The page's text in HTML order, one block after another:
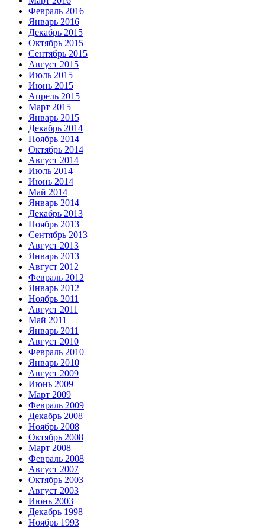
Февраль 2016
Январь 2016
Декабрь 2015
Октябрь 2015
Сентябрь 2015
Август 2015
Июль 2015
Июнь 2015
Апрель 2015
Март 2015
Январь 2015
Декабрь 2014
Ноябрь 2014
Октябрь 2014
Август 2014
Июль 2014
Июнь 2014
Май 2014
Январь 2014
Декабрь 2013
Ноябрь 2013
Сентябрь 2013
Август 2013
Январь 2013
Август 2012
Февраль 2012
Январь 2012
Ноябрь 2011
Август 2011
Май 2011
Январь 2011
Август 2010
Февраль 2010
Январь 2010
Август 2009
Июнь 2009
Март 2009
Февраль 2009
Декабрь 2008
Ноябрь 2008
Октябрь 2008
Март 2008
Февраль 2008
Август 2007
Октябрь 2003
Август 2003
Июнь 2003
Декабрь 1998
Ноябрь 1993